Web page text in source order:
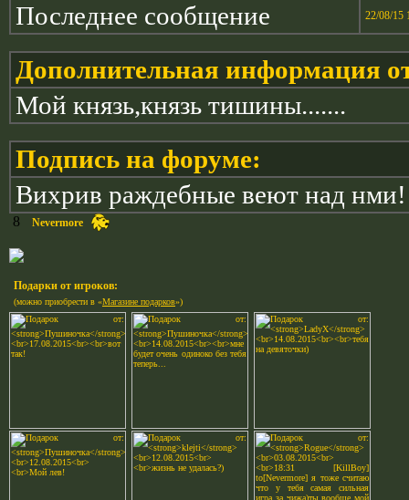
Последнее сообщение 22/08/15
Дополнительная информация
Мой князь,князь тишины.......
Подпись на форуме:
Вихрив раждебные веют над нми!
8 Nevermore
Подарки от игроков:
(можно приобрести в «Магазине подарков»)